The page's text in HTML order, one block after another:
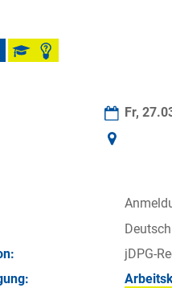
Fr,
Deutsch
jDPG-